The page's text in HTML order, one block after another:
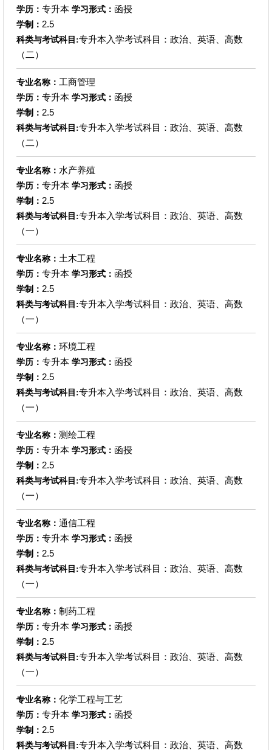
学历： 专升本 学习形式： 函授
学制： 2.5
科类与考试科目:专升本入学考试科目：政治、英语、高数
（二）
专业名称： 工商管理
学历： 专升本 学习形式： 函授
学制： 2.5
科类与考试科目:专升本入学考试科目：政治、英语、高数
（二）
专业名称： 水产养殖
学历： 专升本 学习形式： 函授
学制： 2.5
科类与考试科目:专升本入学考试科目：政治、英语、高数
（一）
专业名称： 土木工程
学历： 专升本 学习形式： 函授
学制： 2.5
科类与考试科目:专升本入学考试科目：政治、英语、高数
（一）
专业名称： 环境工程
学历： 专升本 学习形式： 函授
学制： 2.5
科类与考试科目:专升本入学考试科目：政治、英语、高数
（一）
专业名称： 测绘工程
学历： 专升本 学习形式： 函授
学制： 2.5
科类与考试科目:专升本入学考试科目：政治、英语、高数
（一）
专业名称： 通信工程
学历： 专升本 学习形式： 函授
学制： 2.5
科类与考试科目:专升本入学考试科目：政治、英语、高数
（一）
专业名称： 制药工程
学历： 专升本 学习形式： 函授
学制： 2.5
科类与考试科目:专升本入学考试科目：政治、英语、高数
（一）
专业名称： 化学工程与工艺
学历： 专升本 学习形式： 函授
学制： 2.5
科类与考试科目:专升本入学考试科目：政治、英语、高数